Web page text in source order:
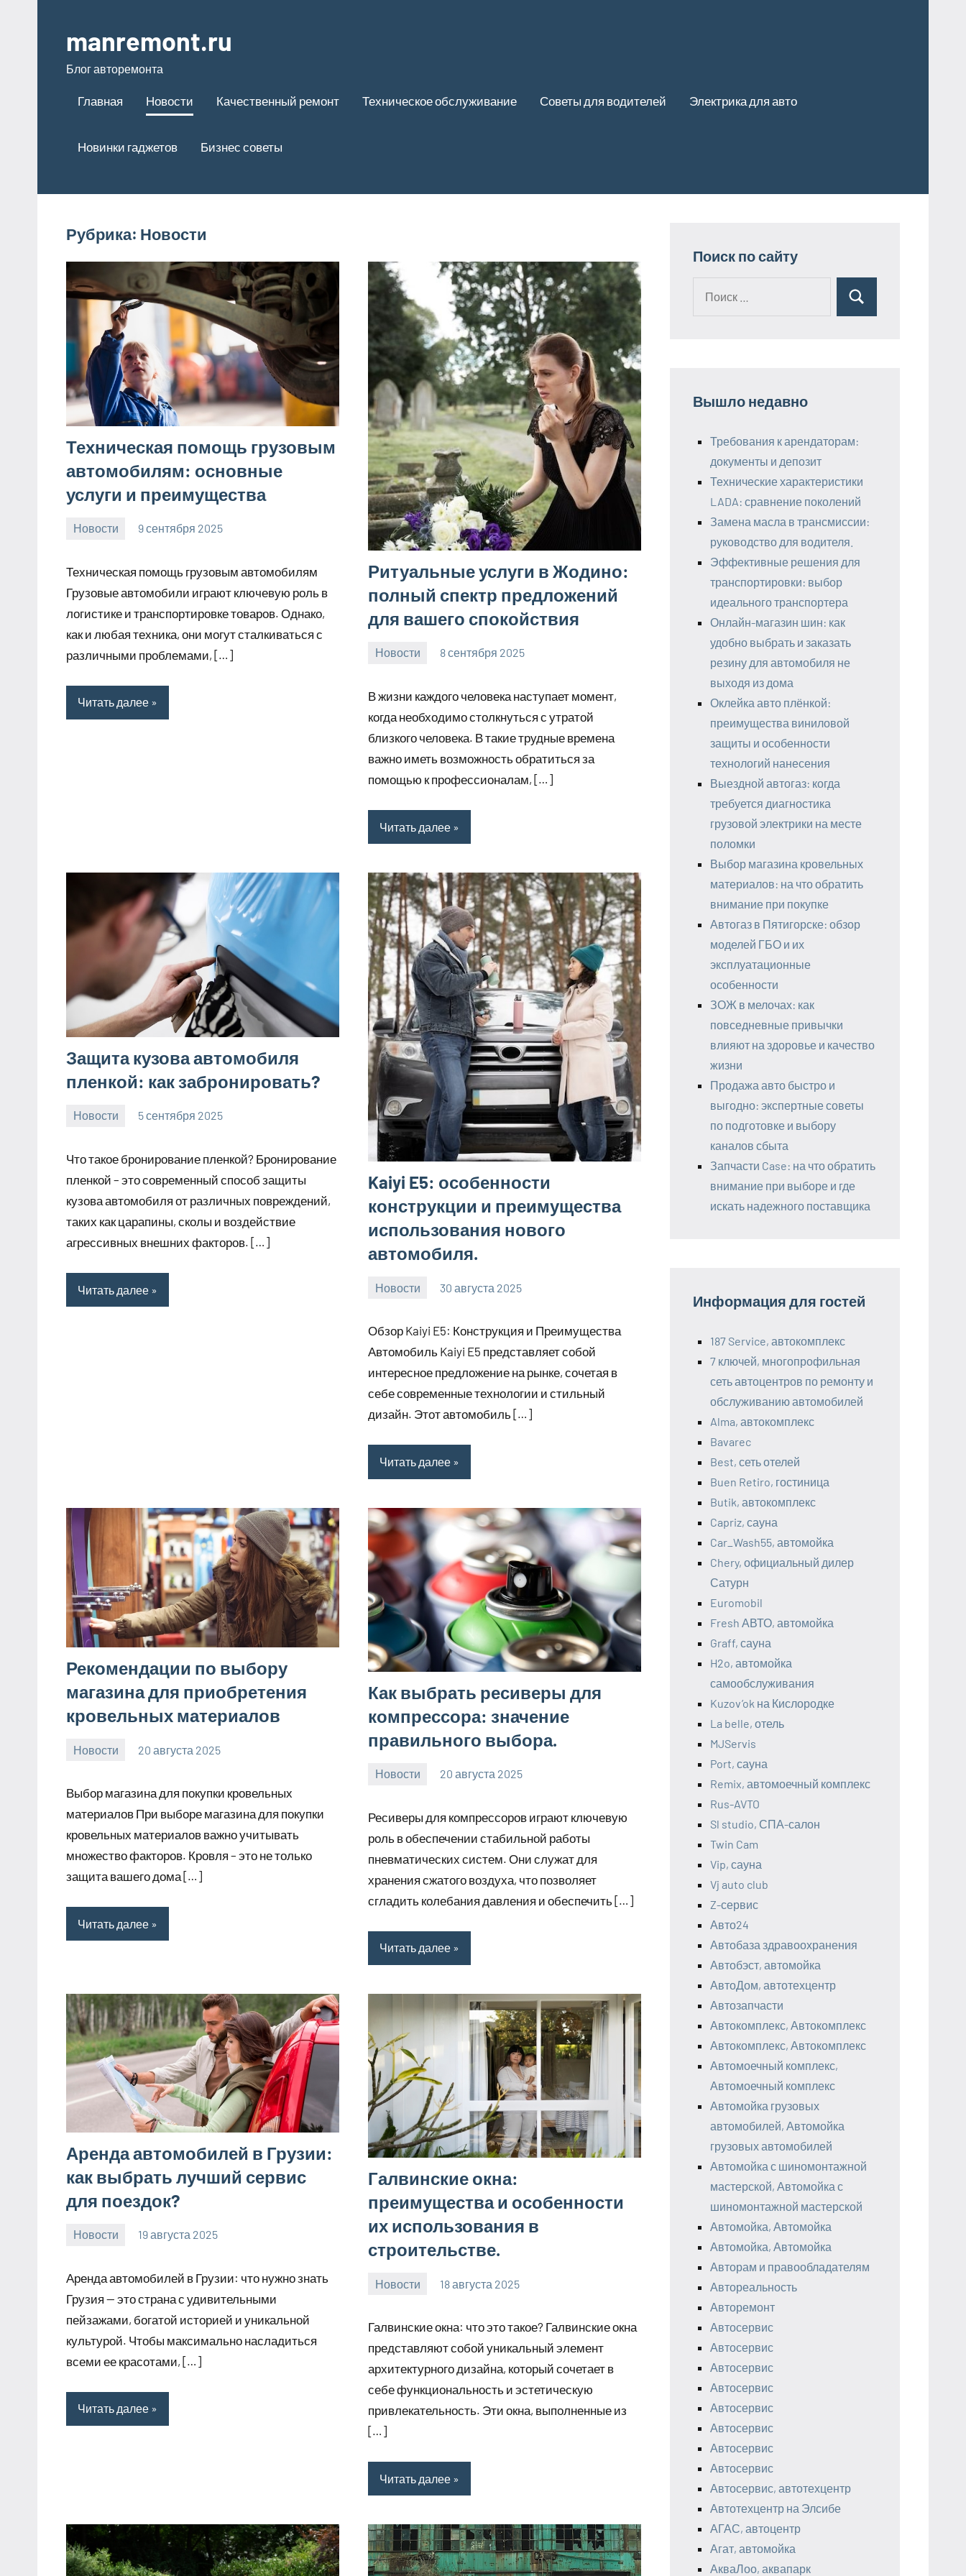
содержимому
manremont.ru
Блог авторемонта
Главная Новости Качественный ремонт Техническое обслуживание Советы для водителей Электрика для авто
Новинки гаджетов Бизнес советы
Рубрика: Новости
Техническая помощь грузовым
автомобилям: основные
услуги и преимущества
Новости 9 сентября 2025
Техническая помощь грузовым автомобилям
Грузовые автомобили играют ключевую роль в
логистике и транспортировке товаров. Однако,
как и любая техника, они могут сталкиваться с
различными проблемами, […]
Читать далее
Ритуальные услуги в Жодино:
полный спектр предложений
для вашего спокойствия
Новости 8 сентября 2025
В жизни каждого человека наступает момент,
когда необходимо столкнуться с утратой
близкого человека. В такие трудные времена
важно иметь возможность обратиться за
помощью к профессионалам, […]
Читать далее
Защита кузова автомобиля
пленкой: как забронировать?
Новости 5 сентября 2025
Что такое бронирование пленкой? Бронирование
пленкой – это современный способ защиты
кузова автомобиля от различных повреждений,
таких как царапины, сколы и воздействие
агрессивных внешних факторов. […]
Читать далее
Kaiyi E5: особенности
конструкции и преимущества
использования нового
автомобиля.
Новости 30 августа 2025
Обзор Kaiyi E5: Конструкция и Преимущества
Автомобиль Kaiyi E5 представляет собой
интересное предложение на рынке, сочетая в
себе современные технологии и стильный
дизайн. Этот автомобиль […]
Читать далее
Рекомендации по выбору
магазина для приобретения
кровельных материалов
Новости 20 августа 2025
Выбор магазина для покупки кровельных
материалов При выборе магазина для покупки
кровельных материалов важно учитывать
множество факторов. Кровля – это не только
защита вашего дома […]
Читать далее
Как выбрать ресиверы для
компрессора: значение
правильного выбора.
Новости 20 августа 2025
Ресиверы для компрессоров играют ключевую
роль в обеспечении стабильной работы
пневматических систем. Они служат для
хранения сжатого воздуха, что позволяет
сгладить колебания давления и обеспечить […]
Читать далее
Аренда автомобилей в Грузии:
как выбрать лучший сервис
для поездок?
Новости 19 августа 2025
Аренда автомобилей в Грузии: что нужно знать
Грузия — это страна с удивительными
пейзажами, богатой историей и уникальной
культурой. Чтобы максимально насладиться
всеми ее красотами, […]
Читать далее
Галвинские окна:
преимущества и особенности
их использования в
строительстве.
Новости 18 августа 2025
Галвинские окна: что это такое? Галвинские окна
представляют собой уникальный элемент
архитектурного дизайна, который сочетает в
себе функциональность и эстетическую
привлекательность. Эти окна, выполненные из
[…]
Читать далее
Поиск по сайту
Поиск
Вышло недавно
Требования к арендаторам:
документы и депозит
Технические характеристики
LADA: сравнение поколений
Замена масла в трансмиссии:
руководство для водителя.
Эффективные решения для
транспортировки: выбор
идеального транспортера
Онлайн-магазин шин: как
удобно выбрать и заказать
резину для автомобиля не
выходя из дома
Оклейка авто плёнкой:
преимущества виниловой
защиты и особенности
технологий нанесения
Выездной автогаз: когда
требуется диагностика
грузовой электрики на месте
поломки
Выбор магазина кровельных
материалов: на что обратить
внимание при покупке
Автогаз в Пятигорске: обзор
моделей ГБО и их
эксплуатационные
особенности
ЗОЖ в мелочах: как
повседневные привычки
влияют на здоровье и качество
жизни
Продажа авто быстро и
выгодно: экспертные советы
по подготовке и выбору
каналов сбыта
Запчасти Case: на что обратить
внимание при выборе и где
искать надежного поставщика
Информация для гостей
187 Service, автокомплекс
7 ключей, многопрофильная
сеть автоцентров по ремонту и
обслуживанию автомобилей
Alma, автокомплекс
Bavarec
Best, сеть отелей
Buen Retiro, гостиница
Butik, автокомплекс
Capriz, сауна
Car_Wash55, автомойка
Chery, официальный дилер
Сатурн
Euromobil
Fresh АВТО, автомойка
Graff, сауна
H2o, автомойка
самообслуживания
Kuzov’ok на Кислородке
La belle, отель
MJServis
Port, сауна
Remix, автомоечный комплекс
Rus-AVTO
Sl studio, СПА-салон
Twin Cam
Vip, сауна
Vj auto club
Z-сервис
Авто24
Автобаза здравоохранения
Автобэст, автомойка
АвтоДом, автотехцентр
Автозапчасти
Автокомплекс, Автокомплекс
Автокомплекс, Автокомплекс
Автомоечный комплекс,
Автомоечный комплекс
Автомойка грузовых
автомобилей, Автомойка
грузовых автомобилей
Автомойка с шиномонтажной
мастерской, Автомойка с
шиномонтажной мастерской
Автомойка, Автомойка
Автомойка, Автомойка
Авторам и правообладателям
Автореальность
Авторемонт
Автосервис
Автосервис
Автосервис
Автосервис
Автосервис
Автосервис
Автосервис
Автосервис
Автосервис, автотехцентр
Автотехцентр на Элсибе
АГАС, автоцентр
Агат, автомойка
АкваЛоо, аквапарк